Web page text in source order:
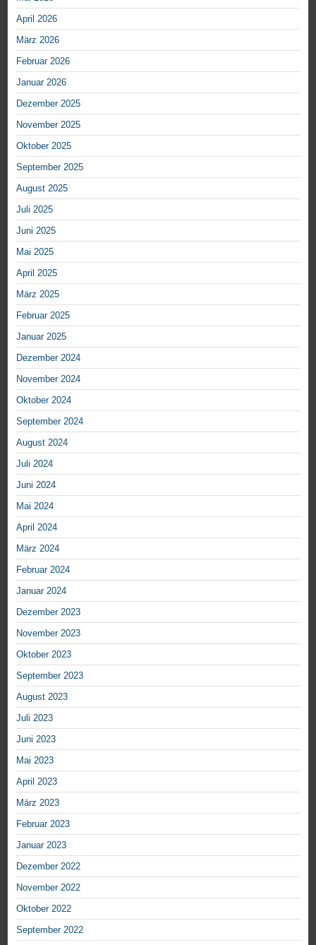
April 2026
März 2026
Februar 2026
Januar 2026
Dezember 2025
November 2025
Oktober 2025
September 2025
August 2025
Juli 2025
Juni 2025
Mai 2025
April 2025
März 2025
Februar 2025
Januar 2025
Dezember 2024
November 2024
Oktober 2024
September 2024
August 2024
Juli 2024
Juni 2024
Mai 2024
April 2024
März 2024
Februar 2024
Januar 2024
Dezember 2023
November 2023
Oktober 2023
September 2023
August 2023
Juli 2023
Juni 2023
Mai 2023
April 2023
März 2023
Februar 2023
Januar 2023
Dezember 2022
November 2022
Oktober 2022
September 2022